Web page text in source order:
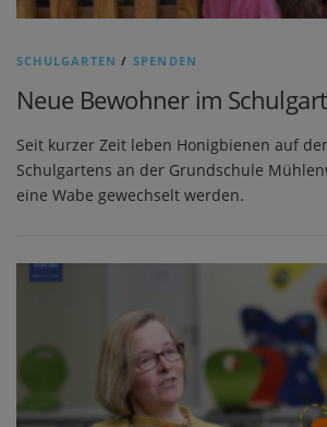
SCHULGARTEN / SPENDEN
Neue Bewohner im
Seit kurzer Zeit leben Honigbienen auf
Schulgartens an der Grundschule
eine Wabe gewechselt werden.